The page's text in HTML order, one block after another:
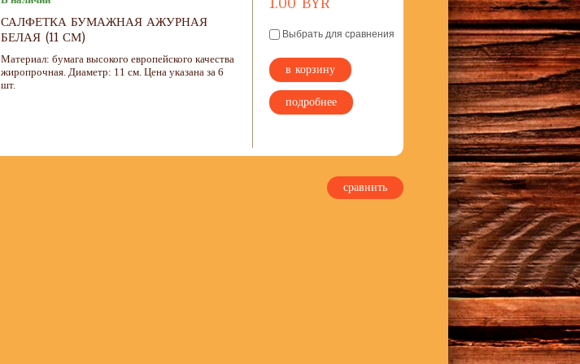
САЛФЕТКА БУМАЖНАЯ АЖУРНАЯ
БЕЛАЯ (11 СМ)
Материал: бумага высокого европейского качества
жиропрочная. Диаметр: 11 см. Цена указана за 6
шт.
Выбрать для сравнения
в корзину
подробнее